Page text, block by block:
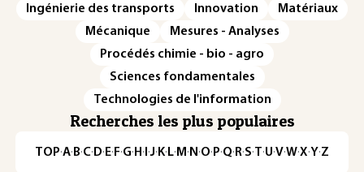
Ingénierie des transports
Innovation
Matériaux
Mécanique
Mesures - Analyses
Procédés chimie - bio - agro
Sciences fondamentales
Technologies de l'information
Recherches les plus populaires
TOP·A·B·C· D· E· F·G· H · ·J· K· L· M · N ·O· P·Q· R·S·T·U·V·W·X·Y·Z